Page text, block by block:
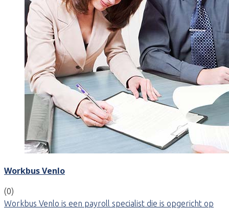
Workbus Venlo
(0)
Workbus Venlo is een payroll specialist die is opgericht op